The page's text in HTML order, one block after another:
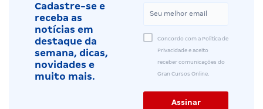
Cadastre-se e
receba as
notícias em
destaque da
semana, dicas,
novidades e
muito mais.
Concordo com a Política de
Privacidade e aceito
receber comunicações do
Gran Cursos Online.